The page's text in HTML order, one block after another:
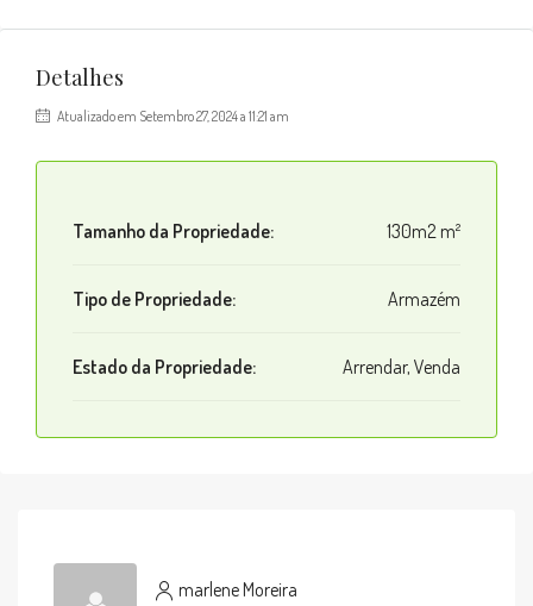
Detalhes
Atualizado em Setembro 27, 2024 a 11:21 am
Tamanho da Propriedade: 130m2 m²
Tipo de Propriedade: Armazém
Estado da Propriedade: Arrendar, Venda
marlene Moreira